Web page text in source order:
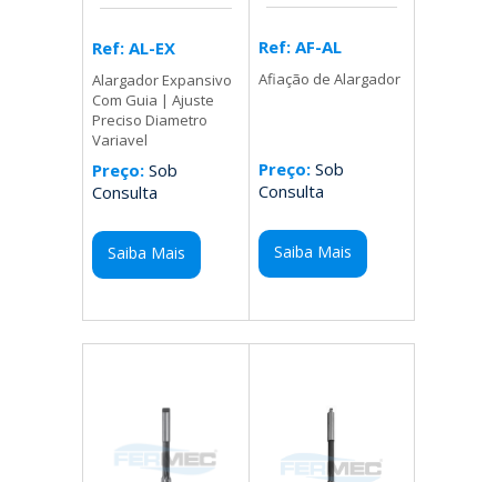
Ref: AL-EX
Alargador Expansivo
Com Guia | Ajuste
Preciso Diametro
Variavel
Preço: Sob
Consulta
Saiba Mais
Ref: AF-AL
Afiação de Alargador
Preço:Sob
Consulta
Saiba Mais